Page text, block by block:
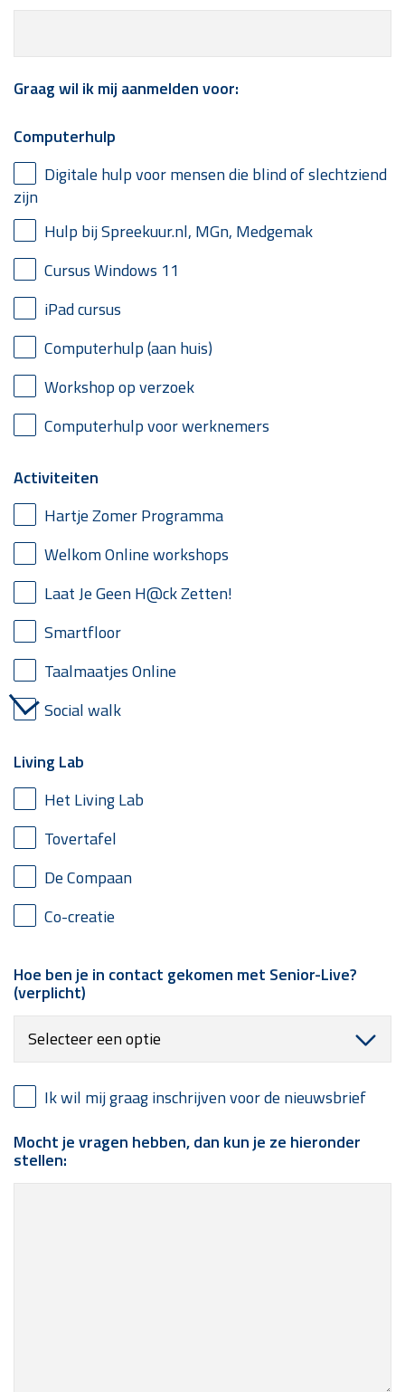
Graag wil ik mij aanmelden voor:
Computerhulp
Digitale hulp voor mensen die blind of slechtziend
zijn
Hulp bij Spreekuur.nl, MGn, Medgemak
Cursus Windows 11
iPad cursus
Computerhulp (aan huis)
Workshop op verzoek
Computerhulp voor werknemers
Activiteiten
Hartje Zomer Programma
Welkom Online workshops
Laat Je Geen H@ck Zetten!
Smartfloor
Taalmaatjes Online
Social walk
Living Lab
Het Living Lab
Tovertafel
De Compaan
Co-creatie
Hoe ben je in contact gekomen met Senior-Live?
(verplicht)
Ik wil mij graag inschrijven voor de nieuwsbrief
Mocht je vragen hebben, dan kun je ze hieronder
stellen: